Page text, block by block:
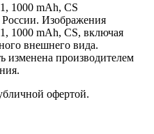
1000 mAh, CS
Изображения
1000 mAh, CS, включая
внешнего вида.
изменена производителем
офертой.